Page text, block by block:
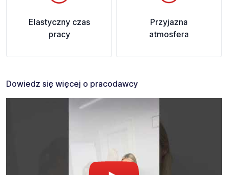
Elastyczny czas
pracy
Przyjazna
atmosfera
Dowiedz się więcej o pracodawcy